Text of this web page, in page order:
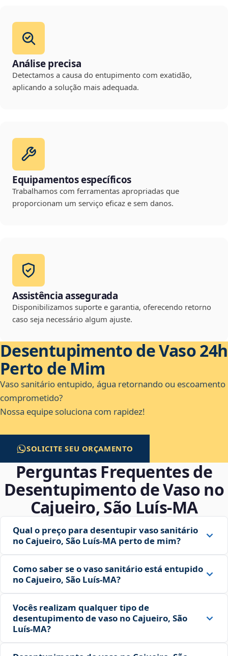
Análise precisa
Detectamos a causa do entupimento com exatidão,
aplicando a solução mais adequada.
Equipamentos específicos
Trabalhamos com ferramentas apropriadas que
proporcionam um serviço eficaz e sem danos.
Assistência assegurada
Disponibilizamos suporte e garantia, oferecendo retorno
caso seja necessário algum ajuste.
Desentupimento de Vaso 24h
Perto de Mim
Vaso sanitário entupido, água retornando ou escoamento
comprometido?
Nossa equipe soluciona com rapidez!
SOLICITE SEU ORÇAMENTO
Perguntas Frequentes de
Desentupimento de Vaso no
Cajueiro, São Luís‑MA
Qual o preço para desentupir vaso sanitário
no Cajueiro, São Luís‑MA perto de mim?
Como saber se o vaso sanitário está entupido
no Cajueiro, São Luís‑MA?
Vocês realizam qualquer tipo de
desentupimento de vaso no Cajueiro, São
Luís‑MA?